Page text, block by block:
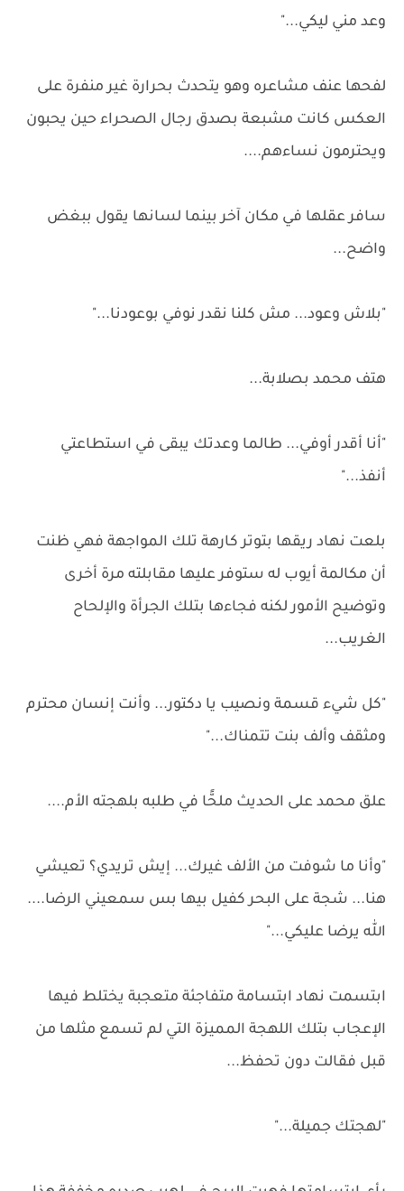
وعد مني ليكي..."
لفحها عنف مشاعره وهو يتحدث بحرارة غير منفرة على
العكس كانت مشبعة بصدق رجال الصحراء حين يحبون
ويحترمون نساءهم....
سافر عقلها في مكان آخر بينما لسانها يقول ببغض
واضح...
"بلاش وعود... مش كلنا نقدر نوفي بوعودنا..."
هتف محمد بصلابة...
"أنا أقدر أوفي... طالما وعدتك يبقى في استطاعتي
أنفذ..."
بلعت نهاد ريقها بتوتر كارهة تلك المواجهة فهي ظنت
أن مكالمة أيوب له ستوفر عليها مقابلته مرة أخرى
وتوضيح الأمور لكنه فجاءها بتلك الجرأة والإلحاح
الغريب...
"كل شيء قسمة ونصيب يا دكتور... وأنت إنسان محترم
ومثقف وألف بنت تتمناك..."
علق محمد على الحديث ملحًّا في طلبه بلهجته الأم....
"وأنا ما شوفت من الألف غيرك... إيش تريدي؟ تعيشي
هنا... شجة على البحر كفيل بيها بس سمعيني الرضا....
الله يرضا عليكي..."
ابتسمت نهاد ابتسامة متفاجئة متعجبة يختلط فيها
الإعجاب بتلك اللهجة المميزة التي لم تسمع مثلها من
قبل فقالت دون تحفظ...
"لهجتك جميلة..."